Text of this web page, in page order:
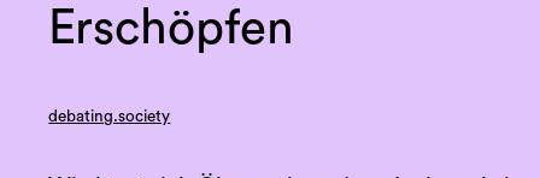
Erschöpfen
debating.society